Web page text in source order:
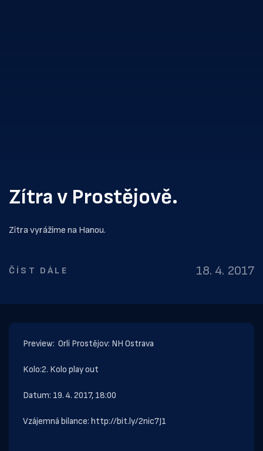
Zítra v Prostějově.
Zítra vyrážíme na Hanou.
ČÍST DÁLE 18. 4. 2017
Preview: Orli Prostějov: NH Ostrava
Kolo:2. Kolo play out
Datum: 19. 4. 2017, 18:00
Vzájemná bilance: http://bit.ly/2nic7J1